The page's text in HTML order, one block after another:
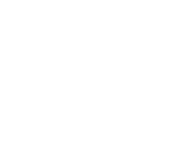
してる営業39歳サラリーマン【2025
す電話の仕方はコレ！